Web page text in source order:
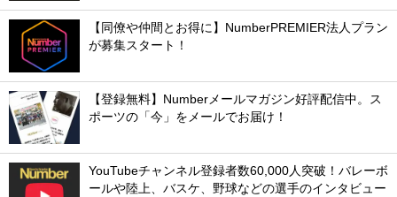
【同僚や仲間とお得に】NumberPREMIER法人プラン
が募集スタート！
【登録無料】Numberメールマガジン好評配信中。ス
ポーツの「今」をメールでお届け！
YouTubeチャンネル登録者数60,000人突破！バレーボ
ールや陸上、バスケ、野球などの選手のインタビュー